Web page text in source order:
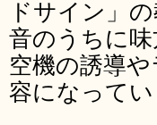
ドサイン」
音のうちに
空機の誘導
容になってい